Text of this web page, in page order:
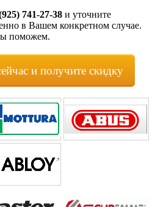
741-27-38 и уточните
в Вашем конкретном случае.
поможем.
и получите скидку